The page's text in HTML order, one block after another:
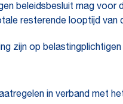
beleidsbesluit mag
resterende looptijd van
zijn op
in verband met